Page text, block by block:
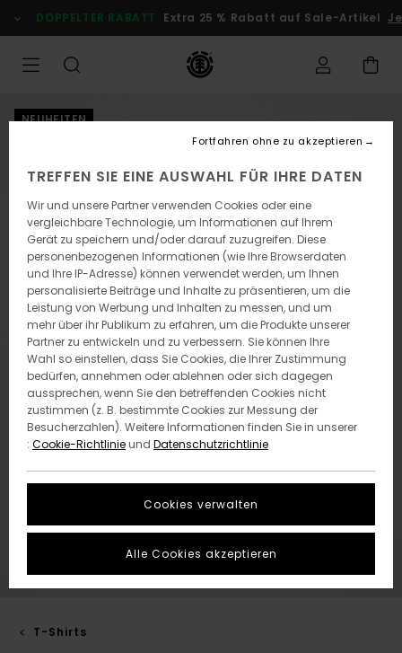
zur
Produktinformation
DOPPELTER RABATT Extra 25 % Rabatt auf Sale-Artikel
NEUHEITEN
T-Shirts
TREFFEN SIE EINE AUSWAHL FÜR IHRE DATEN
Wir und unsere Partner verwenden Cookies oder eine
vergleichbare Technologie, um Informationen auf Ihrem
Gerät zu speichern und/oder darauf zuzugreifen. Diese
personenbezogenen Informationen (wie Ihre Browserdaten
und Ihre IP-Adresse) können verwendet werden, um Ihnen
personalisierte Beiträge und Inhalte zu präsentieren, um die
Leistung von Werbung und Inhalten zu messen, und um
mehr über ihr Publikum zu erfahren, um die Produkte unserer
Partner zu entwickeln und zu verbessern. Sie können Ihre
Wahl so einstellen, dass Sie Cookies, die Ihrer Zustimmung
bedürfen, annehmen oder ablehnen oder sich dagegen
aussprechen, wenn Sie den betreffenden Cookies nicht
zustimmen (z. B. bestimmte Cookies zur Messung der
Besucherzahlen). Weitere Informationen finden Sie in unserer
: Cookie-Richtlinieund Datenschutzrichtlinie
Cookies verwalten
Fortfahren ohne zu akzeptieren
Alle Cookies akzeptieren